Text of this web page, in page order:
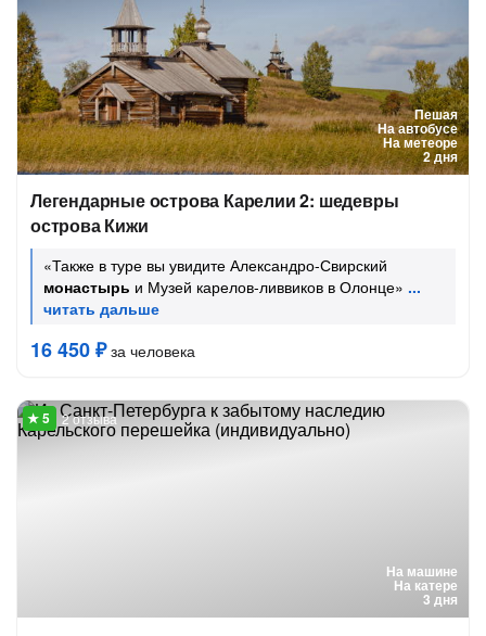
Пешая
На автобусе
На метеоре
2 дня
Легендарные острова Карелии 2: шедевры
острова Кижи
«Также в туре вы увидите Александро-Свирский
монастырь и Музей карелов-ливвиков в Олонце»
16 450 ₽за человека
На машине
На катере
3 дня
2 отзыва